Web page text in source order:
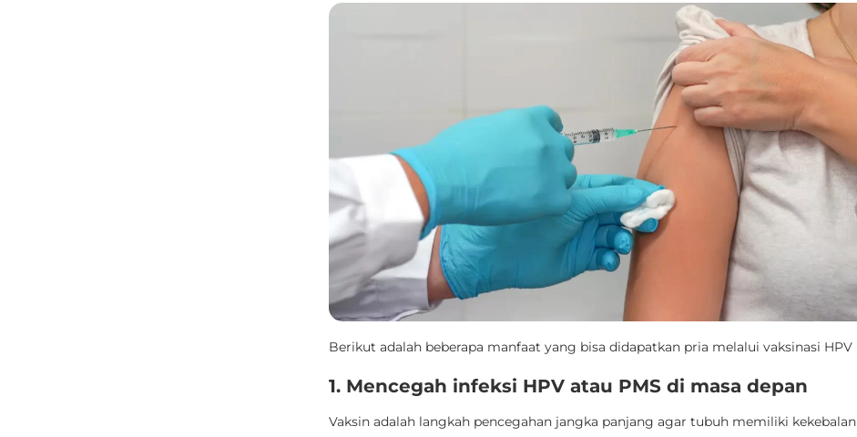
Berikut adalah beberapa manfaat yang bisa didapatkan pria melalui vaksinasi HPV
1. Mencegah infeksi HPV atau PMS di masa depan
Vaksin adalah langkah pencegahan jangka panjang agar tubuh memiliki kekebalan